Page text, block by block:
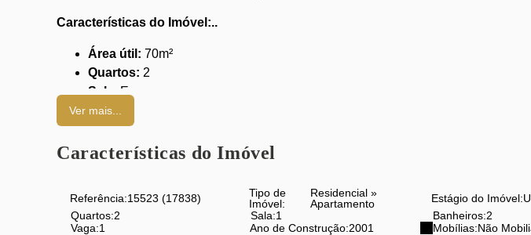
Características do Imóvel:..
Área útil: 70m²
Quartos: 2
Sala
: Espaçosa
Banheiro Social
Cozinha espaçosa
Quarto de serviço
Vaga Garagem
Chuveiro a gás
Ver mais...
Características do Imóvel
Referência:15523 (17838)
Tipo de
Imóvel:
Residencial »
Apartamento
Estágio do Imóvel:
Quartos:2 Sala:1 Banheiros:2
Vaga:1 Ano de Construção:2001 Mobílias:Não